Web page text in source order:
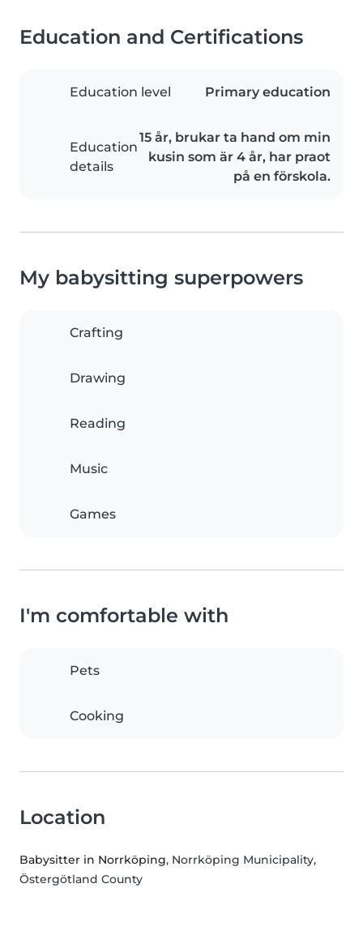
Education and Certifications
Education level Primary education
Education
details
15 år, brukar ta hand om min
kusin som är 4 år, har praot
på en förskola.
My babysitting superpowers
Crafting
Drawing
Reading
Music
Games
I'm comfortable with
Pets
Cooking
Location
Babysitter in Norrköping, Norrköping Municipality,
Östergötland County